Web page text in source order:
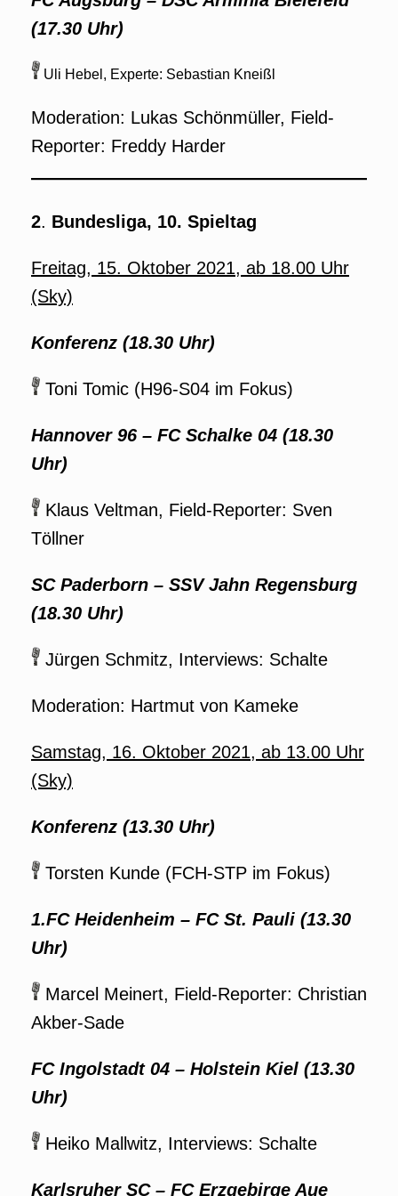
(17.30 Uhr)
Uli Hebel, Experte: Sebastian Kneißl
Moderation: Lukas Schönmüller, Field-
Reporter: Freddy Harder
2. Bundesliga, 10. Spieltag
Freitag, 15. Oktober 2021, ab 18.00 Uhr
(Sky)
Konferenz (18.30 Uhr)
Toni Tomic (H96-S04 im Fokus)
Hannover 96 – FC Schalke 04 (18.30
Uhr)
Klaus Veltman, Field-Reporter: Sven
Töllner
SC Paderborn – SSV Jahn Regensburg
(18.30 Uhr)
Jürgen Schmitz, Interviews: Schalte
Moderation: Hartmut von Kameke
Samstag, 16. Oktober 2021, ab 13.00 Uhr
(Sky)
Konferenz (13.30 Uhr)
Torsten Kunde (FCH-STP im Fokus)
1.FC Heidenheim – FC St. Pauli (13.30
Uhr)
Marcel Meinert, Field-Reporter: Christian
Akber-Sade
FC Ingolstadt 04 – Holstein Kiel (13.30
Uhr)
Heiko Mallwitz, Interviews: Schalte
Karlsruher SC – FC Erzgebirge Aue